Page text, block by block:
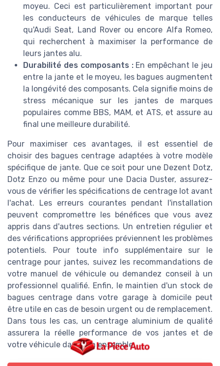
moyeu. Ceci est particulièrement important pour
les conducteurs de véhicules de marque telles
qu'Audi Seat, Land Rover ou encore Alfa Romeo,
qui recherchent à maximiser la performance de
leurs jantes alu.
Durabilité des composants :En empêchant le jeu
entre la jante et le moyeu, les bagues augmentent
la longévité des composants. Cela signifie moins de
stress mécanique sur les jantes de marques
populaires comme BBS, MAM, et ATS, et assure au
final une meilleure durabilité.
Pour maximiser ces avantages, il est essentiel de
choisir des bagues centrage adaptées à votre modèle
spécifique de jante. Que ce soit pour une Dezent Dotz,
Dotz Enzo ou même pour une Dacia Duster, assurez-
vous de vérifier les spécifications de centrage lot avant
l'achat. Les erreurs courantes pendant l'installation
peuvent compromettre les bénéfices que vous avez
appris dans d'autres sections. Un entretien régulier et
des vérifications appropriées préviennent les problèmes
potentiels. Pour toute info supplémentaire sur le
centrage pour jantes, suivez les recommandations de
votre manuel de véhicule ou demandez conseil à un
professionnel qualifié. Enfin, le maintien d'un stock de
bagues centrage dans votre garage à domicile peut
être utile en cas de besoin urgent ou de remplacement.
Dans tous les cas, un centrage aluminium de qualité
assurera la réelle performance de vos jantes et de
votre véhicule dans son ensemble.